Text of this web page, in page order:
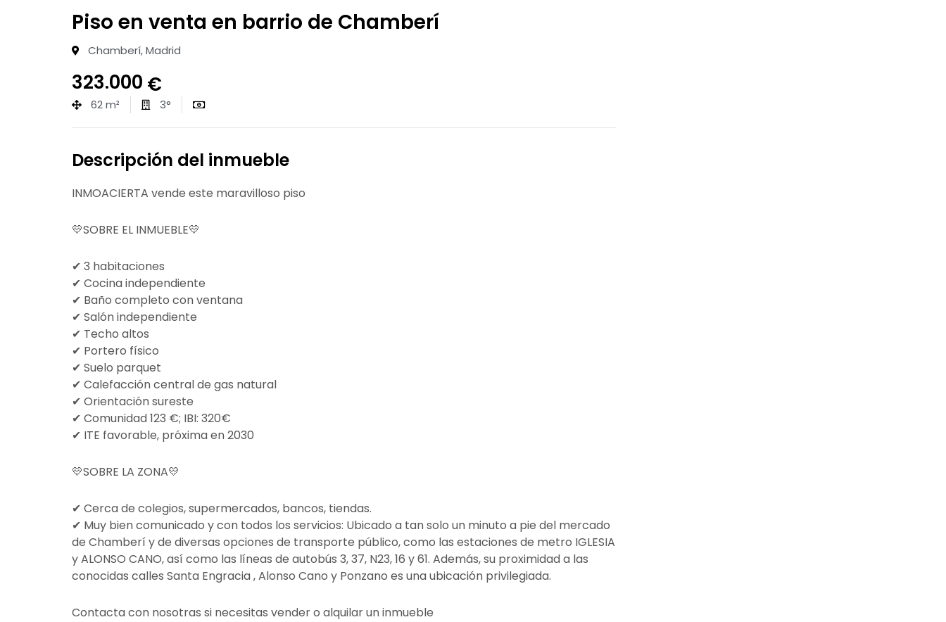
Piso en venta en barrio de Chamberí
Chamberí, Madrid
323.000 €
62 m² 3°
Descripción del inmueble
INMOACIERTA vende este maravilloso piso
💛SOBRE EL INMUEBLE💛
✔ 3 habitaciones
✔ Cocina independiente
✔ Baño completo con ventana
✔ Salón independiente
✔ Techo altos
✔ Portero físico
✔ Suelo parquet
✔ Calefacción central de gas natural
✔ Orientación sureste
✔ Comunidad 123 €; IBI: 320€
✔ ITE favorable, próxima en 2030
💛SOBRE LA ZONA💛
✔ Cerca de colegios, supermercados, bancos, tiendas.
✔ Muy bien comunicado y con todos los servicios: Ubicado a tan solo un minuto a pie del mercado
de Chamberí y de diversas opciones de transporte público, como las estaciones de metro IGLESIA
y ALONSO CANO, así como las líneas de autobús 3, 37, N23, 16 y 61. Además, su proximidad a las
conocidas calles Santa Engracia , Alonso Cano y Ponzano es una ubicación privilegiada.
Contacta con nosotras si necesitas vender o alquilar un inmueble